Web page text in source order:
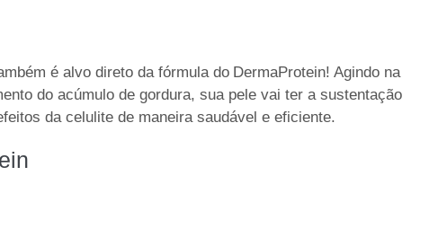
é alvo direto da fórmula do DermaProtein! Agindo na
do acúmulo de gordura, sua pele vai ter a sustentação
da celulite de maneira saudável e eficiente.